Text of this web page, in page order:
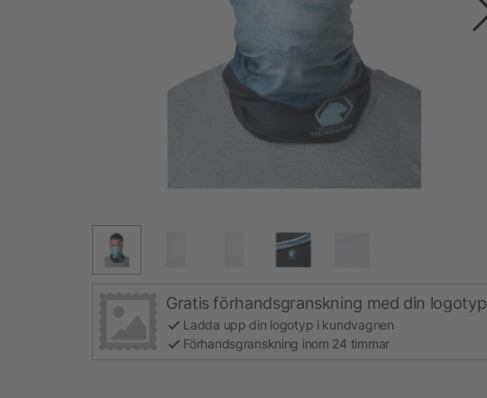
Gratis förhandsgranskning med din logotyp
Ladda upp din logotyp i kundvagnen
Förhandsgranskning inom 24 timmar